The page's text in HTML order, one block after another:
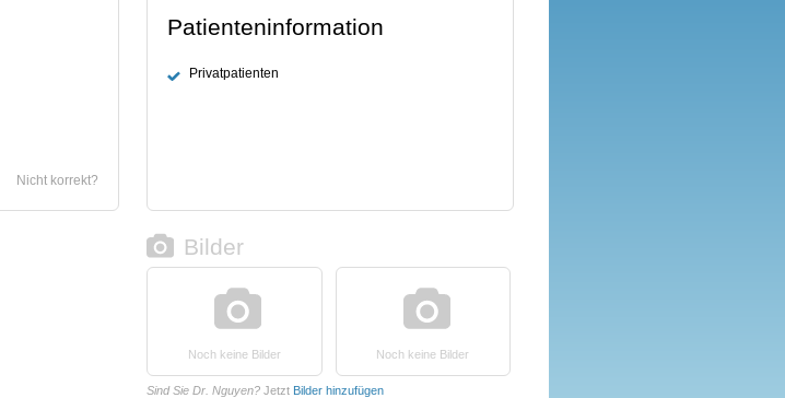
Nicht korrekt?
Patienteninformation
Privatpatienten
Bilder
Noch keine Bilder Noch keine Bilder
Sind Sie Dr. Nguyen? Jetzt Bilder hinzufügen